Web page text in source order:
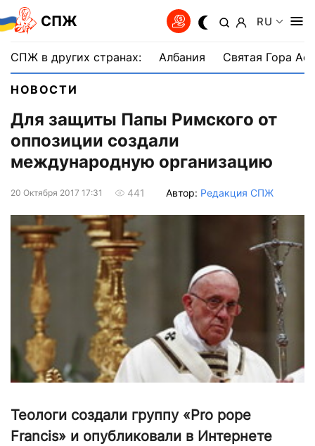
СПЖ RU
СПЖ в других странах: Албания Святая Гора
НОВОСТИ
Для защиты Папы Римского от
оппозиции создали
международную организацию
20 Октября 2017 17:31 441 Автор: Редакция СПЖ
Теологи создали группу «Pro pope
Francis» и опубликовали в Интернете